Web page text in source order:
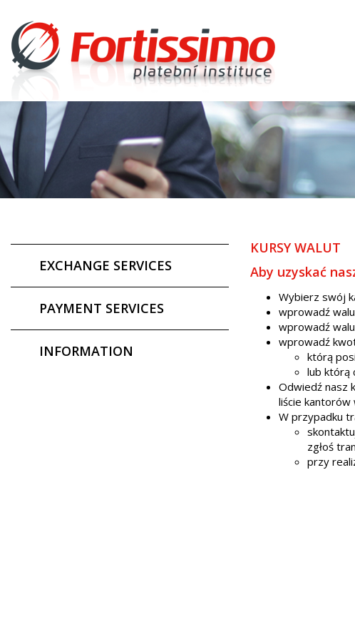
EXCHANGE SERVICES
PAYMENT SERVICES
INFORMATION
KURSY WALUT
Aby uzyskać
Wybierz swój
wprowadź
wprowadź
wprowadź
którą
lub którą
Odwiedź nasz
liście kantorów
W przypadku
zgłoś
przy